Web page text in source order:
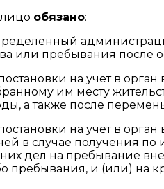
обязано:
или пребывания
на учет в
им месту
а также после
на учет в
в случае получения
дел на пребывание
пребывания, и (или) на